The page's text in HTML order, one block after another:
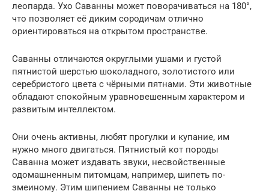
леопарда. Ухо Саванны может поворачиваться на 180°,
что позволяет её диким сородичам отлично
ориентироваться на открытом пространстве.
Саванны отличаются округлыми ушами и густой
пятнистой шерстью шоколадного, золотистого или
серебристого цвета с чёрными пятнами. Эти животные
обладают спокойным уравновешенным характером и
развитым интеллектом.
Они очень активны, любят прогулки и купание, им
нужно много двигаться. Пятнистый кот породы
Саванна может издавать звуки, несвойственные
одомашненным питомцам, например, шипеть по-
змеиному. Этим шипением Саванны не только